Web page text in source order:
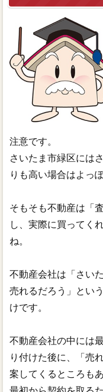
注意です。
さいたま市緑区には
りも高い場合はよっ
そもそも不動産は「
し、実際に買ってく
ね。
不動産会社は「さい
売れるだろう」とい
けです。
不動産会社の中には
り付けた後に、「売
案してくるところもあ